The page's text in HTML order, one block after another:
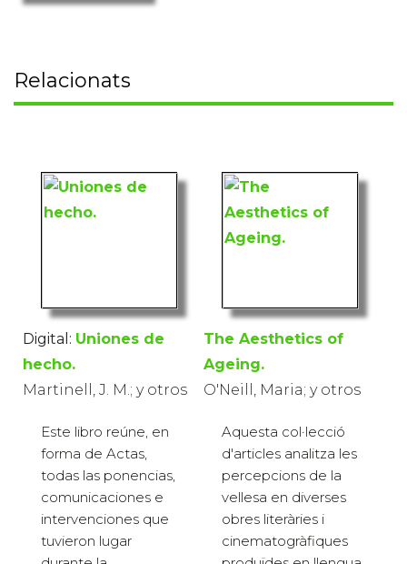
Relacionats
Digital: Uniones de
hecho.
Martinell, J. M.; y otros
Este libro reúne, en
forma de Actas,
todas las ponencias,
comunicaciones e
intervenciones que
tuvieron lugar
The Aesthetics of
Ageing.
O'Neill, Maria; y otros
Aquesta col·lecció
d'articles analitza les
percepcions de la
vellesa en diverses
obres literàries i
cinematogràfiques